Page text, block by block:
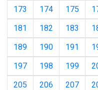
173
174 175
181
182 183
189
190 191
197
198 199
205
206 207